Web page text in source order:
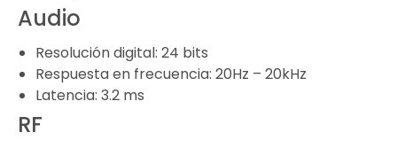
Audio
Resolución digital: 24 bits
Respuesta en frecuencia: 20Hz – 20kHz
Latencia: 3.2 ms
RF